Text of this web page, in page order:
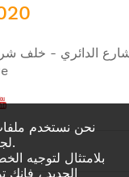
نحن نستخدم
لجعل تجربتك أفضل.
بلامتثال لتوجيه
الجديد ، فإنك
الدائري - خلف